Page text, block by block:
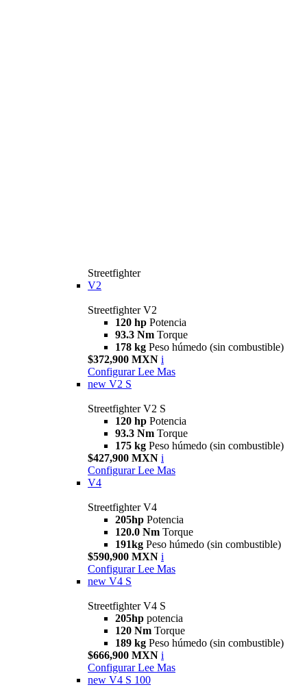
Streetfighter
V2
Streetfighter V2
120 hp Potencia
93.3 Nm Torque
178 kg Peso húmedo (sin combustible)
$372,900 MXN i
Configurar Lee Mas
new V2 S
Streetfighter V2 S
120 hp Potencia
93.3 Nm Torque
175 kg Peso húmedo (sin combustible)
$427,900 MXN i
Configurar Lee Mas
V4
Streetfighter V4
205hp Potencia
120.0 Nm Torque
191kg Peso húmedo (sin combustible)
$590,900 MXN i
Configurar Lee Mas
new V4 S
Streetfighter V4 S
205hp potencia
120 Nm Torque
189 kg Peso húmedo (sin combustible)
$666,900 MXN i
Configurar Lee Mas
new V4 S 100